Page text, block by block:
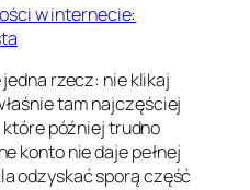
w internecie:
rzecz: nie klikaj
tam najczęściej
później trudno
konto nie daje pełnej
odzyskać sporą część